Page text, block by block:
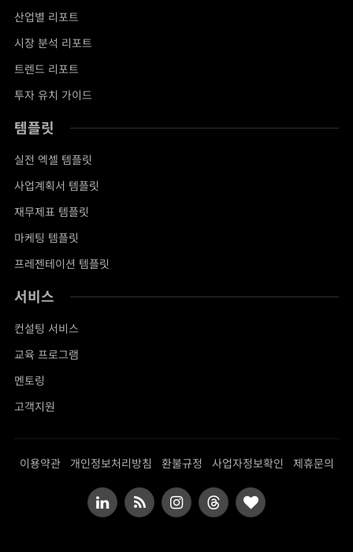
산업별 리포트
시장 분석 리포트
트렌드 리포트
투자 유치 가이드
템플릿
실전 엑셀 템플릿
사업계획서 템플릿
재무제표 템플릿
마케팅 템플릿
프레젠테이션 템플릿
서비스
컨설팅 서비스
교육 프로그램
멘토링
고객지원
이용약관 개인정보처리방침 환불규정 사업자정보확인 제휴문의
LinkedInRSS InstagramThreadsBlogLovin